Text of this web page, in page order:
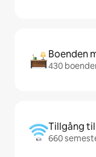
Boenden
430
Tillgång
660